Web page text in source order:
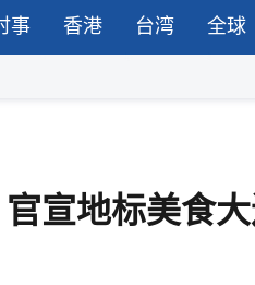
事 香港 台湾 全球
宣地标美食